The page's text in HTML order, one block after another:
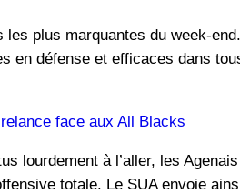
les plus marquantes du week-
en défense et efficaces dans
face aux All Blacks
lourdement à l’aller, les
totale. Le SUA envoie